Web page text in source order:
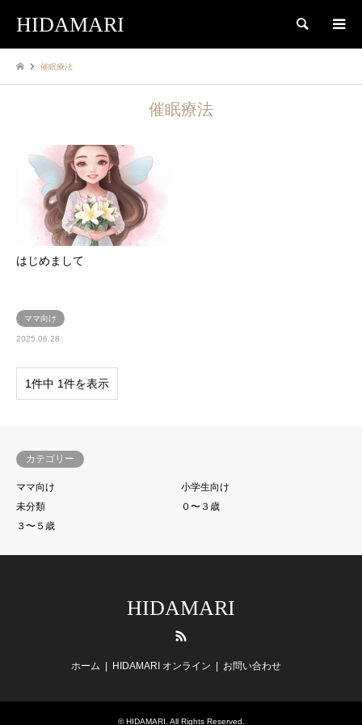
HIDAMARI 検索
催眠療法
催眠療法
はじめまして
ママ向け
2025.06.28
1件中 1件を表示
カテゴリー
ママ向け
小学生向け
未分類
０〜３歳
３〜５歳
HIDAMARI
ホーム HIDAMARI オンライン お問い合わせ
©HIDAMARI . All Rights Reserved.